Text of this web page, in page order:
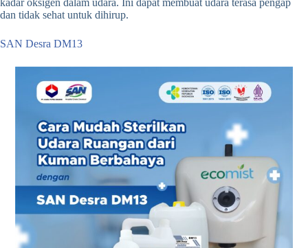
kadar oksigen dalam udara. Ini dapat membuat udara terasa pengap
dan tidak sehat untuk dihirup.
SAN Desra DM13